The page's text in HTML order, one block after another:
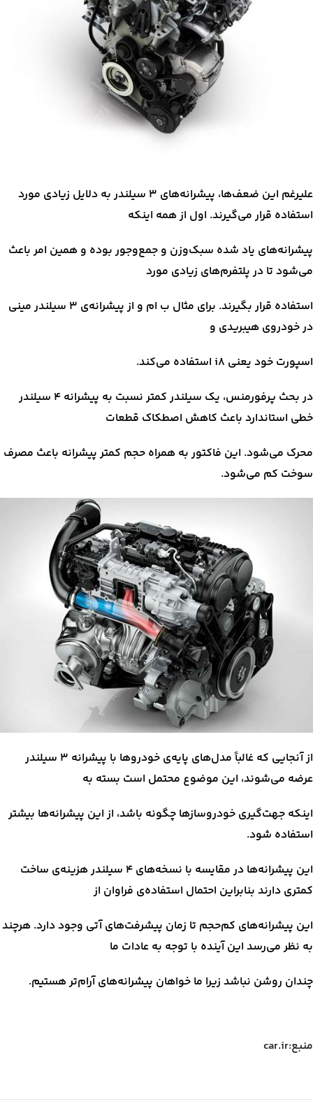
علیرغم این ضعف‌ها، پیشرانه‌های ۳ سیلندر به دلایل زیادی مورد
استفاده قرار می‌گیرند. اول از همه اینکه
پیشرانه‌های یاد شده سبک‌وزن و جمع‌وجور بوده و همین امر باعث
می‌شود تا در پلتفرم‌های زیادی مورد
استفاده قرار بگیرند. برای مثال ب ام و از پیشرانه‌ی ۳ سیلندر مینی
در خودروی هیبریدی و
اسپورت خود یعنی i8 استفاده می‌کند.
در بحث پرفورمنس، یک سیلندر کمتر نسبت به پیشرانه ۴ سیلندر
خطی استاندارد باعث کاهش اصطکاک قطعات
محرک می‌شود. این فاکتور به همراه حجم کمتر پیشرانه باعث مصرف
سوخت کم می‌شود.
از آنجایی که غالباً مدل‌های پایه‌ی خودروها با پیشرانه ۳ سیلندر
عرضه می‌شوند، این موضوع محتمل است بسته به
اینکه جهت‌گیری خودروسازها چگونه باشد، از این پیشرانه‌ها بیشتر
استفاده شود.
این پیشرانه‌ها در مقایسه با نسخه‌های ۴ سیلندر هزینه‌ی ساخت
کمتری دارند بنابراین احتمال استفاده‌ی فراوان از
این پیشرانه‌های کم‌حجم تا زمان پیشرفت‌های آتی وجود دارد. هرچند
به نظر می‌رسد این آینده با توجه به عادات ما
چندان روشن نباشد زیرا ما خواهان پیشرانه‌های آرام‌تر هستیم.
منبع:car.ir